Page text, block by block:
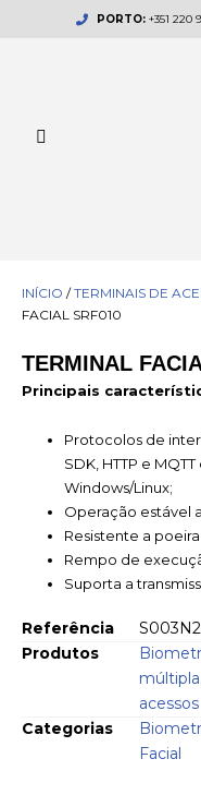
PORTO: +351 220
INÍCIO /TERMINAIS DE
FACIAL SRF010
TERMINAL
Principais
Protocolos de
SDK, HTTP e
Windows/Linux;
Operação estável
Resistente a
Rempo de
Suporta a
Referência
Produtos
múltipla
acessos
Categorias
Facial